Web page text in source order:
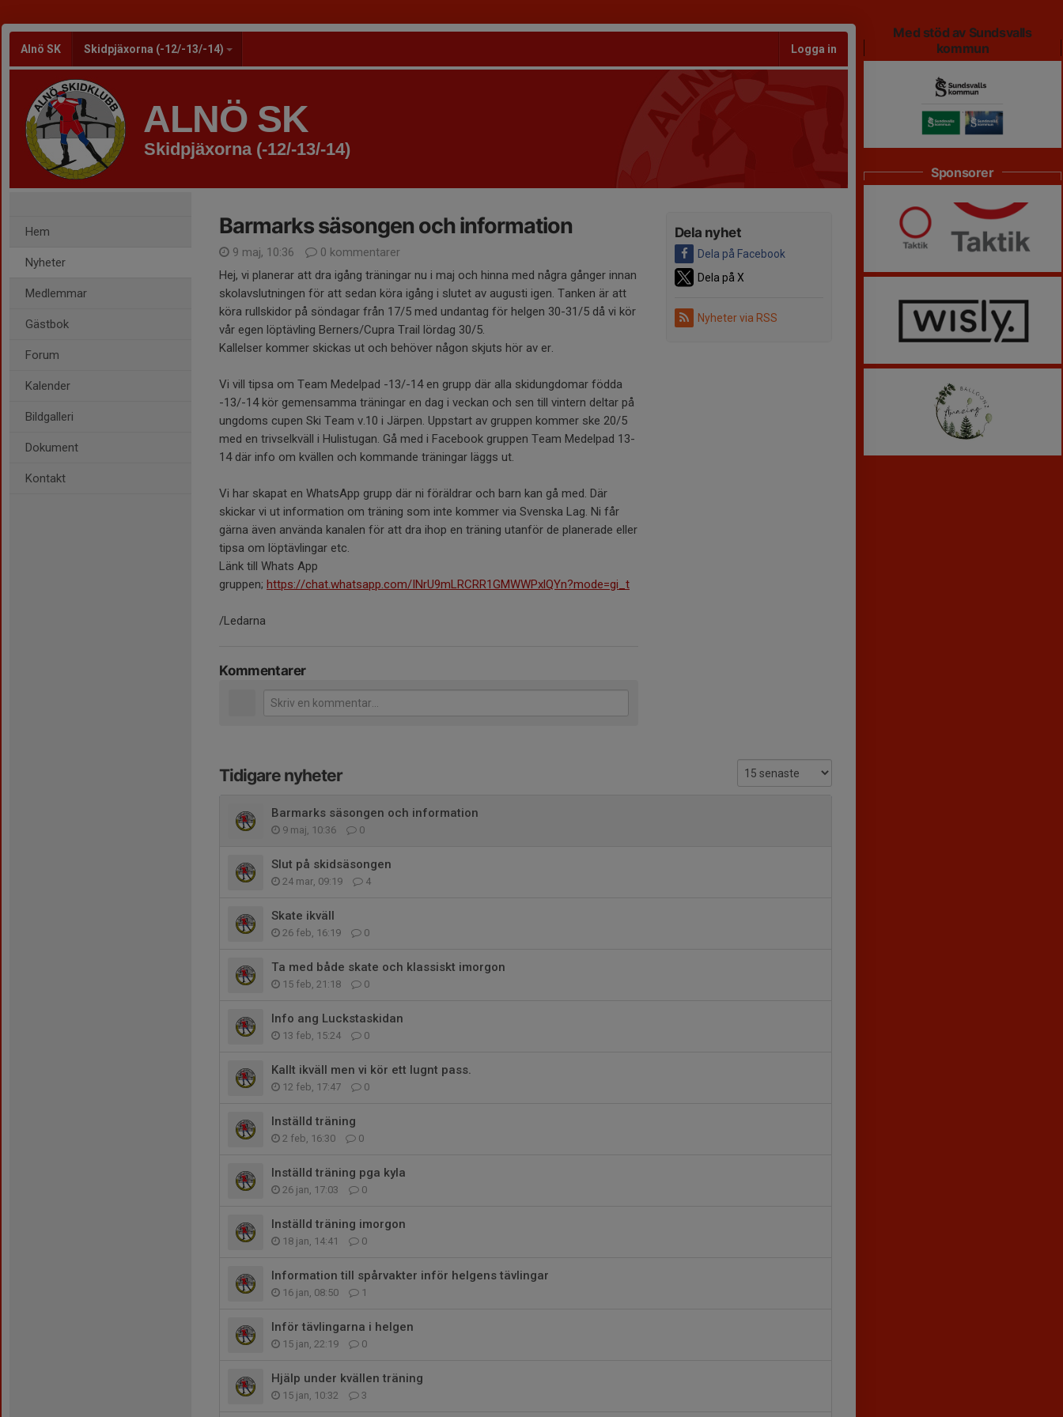
Alnö SK Skidpjäxorna (-12/-13/-14) Logga in
ALNÖ SK
Skidpjäxorna (-12/-13/-14)
Hem
Nyheter
Medlemmar
Gästbok
Forum
Kalender
Bildgalleri
Dokument
Kontakt
Dela nyhet
Dela på Facebook
Dela på X
Nyheter via RSS
Barmarks säsongen och information
9 maj, 10:36
0 kommentarer
Hej, vi planerar att dra igång träningar nu i maj och hinna med några gånger innan
skolavslutningen för att sedan köra igång i slutet av augusti igen. Tanken är att
köra rullskidor på söndagar från 17/5 med undantag för helgen 30-31/5 då vi kör
vår egen löptävling Berners/Cupra Trail lördag 30/5.
Kallelser kommer skickas ut och behöver någon skjuts hör av er.
Vi vill tipsa om Team Medelpad -13/-14 en grupp där alla skidungdomar födda
-13/-14 kör gemensamma träningar en dag i veckan och sen till vintern deltar på
ungdoms cupen Ski Team v.10 i Järpen. Uppstart av gruppen kommer ske 20/5
med en trivselkväll i Hulistugan. Gå med i Facebook gruppen Team Medelpad 13-
14 där info om kvällen och kommande träningar läggs ut.
Vi har skapat en WhatsApp grupp där ni föräldrar och barn kan gå med. Där
skickar vi ut information om träning som inte kommer via Svenska Lag. Ni får
gärna även använda kanalen för att dra ihop en träning utanför de planerade eller
tipsa om löptävlingar etc.
Länk till Whats App
gruppen; https://chat.whatsapp.com/INrU9mLRCRR1GMWWPxlQYn?mode=gi_t
/Ledarna
Kommentarer
Tidigare nyheter
Barmarks säsongen och information
9 maj, 10:36 0
Slut på skidsäsongen
24 mar, 09:19 4
Skate ikväll
26 feb, 16:19 0
Ta med både skate och klassiskt imorgon
15 feb, 21:18 0
Info ang Luckstaskidan
13 feb, 15:24 0
Kallt ikväll men vi kör ett lugnt pass.
12 feb, 17:47 0
Inställd träning
2 feb, 16:30 0
Inställd träning pga kyla
26 jan, 17:03 0
Inställd träning imorgon
18 jan, 14:41 0
Information till spårvakter inför helgens tävlingar
16 jan, 08:50 1
Inför tävlingarna i helgen
15 jan, 22:19 0
Hjälp under kvällen träning
15 jan, 10:32 3
Med stöd av Sundsvalls
kommun
Sponsorer